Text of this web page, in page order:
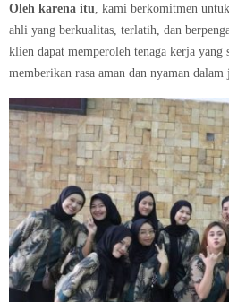
Oleh karena itu , kami berkomitmen
ahli yang berkualitas, terlatih, dan
klien dapat memperoleh tenaga kerja yang
memberikan rasa aman dan nyaman dalam